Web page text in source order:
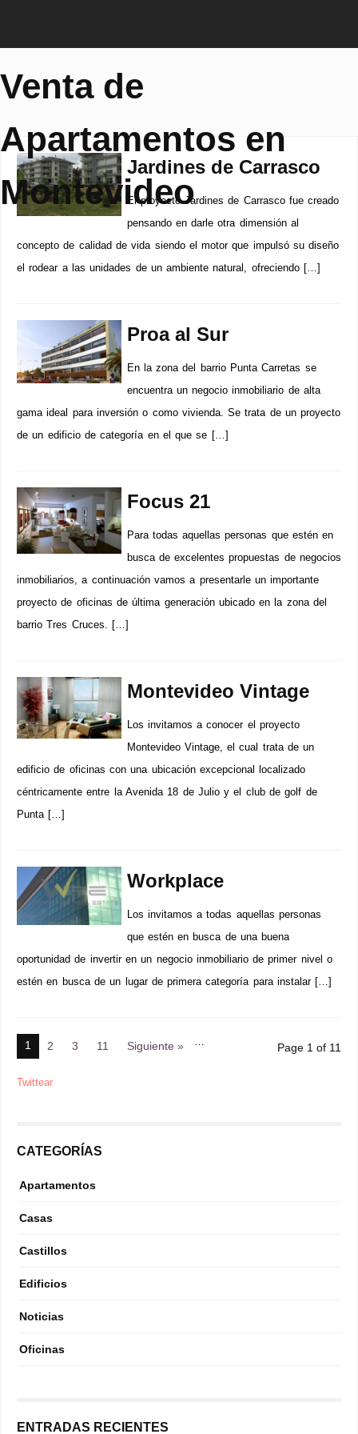
Venta de
Apartamentos en
Montevideo
Jardines de Carrasco
El proyecto Jardines de Carrasco fue creado
pensando en darle otra dimensión al
concepto de calidad de vida siendo el motor que impulsó su diseño
el rodear a las unidades de un ambiente natural, ofreciendo […]
Proa al Sur
En la zona del barrio Punta Carretas se
encuentra un negocio inmobiliario de alta
gama ideal para inversión o como vivienda. Se trata de un proyecto
de un edificio de categoría en el que se […]
Focus 21
Para todas aquellas personas que estén en
busca de excelentes propuestas de negocios
inmobiliarios, a continuación vamos a presentarle un importante
proyecto de oficinas de última generación ubicado en la zona del
barrio Tres Cruces. […]
Montevideo Vintage
Los invitamos a conocer el proyecto
Montevideo Vintage, el cual trata de un
edificio de oficinas con una ubicación excepcional localizado
céntricamente entre la Avenida 18 de Julio y el club de golf de
Punta […]
Workplace
Los invitamos a todas aquellas personas
que estén en busca de una buena
oportunidad de invertir en un negocio inmobiliario de primer nivel o
estén en busca de un lugar de primera categoría para instalar […]
1 2 3 …
11 Siguiente » Page 1 of 11
Twittear
CATEGORÍAS
Apartamentos
Casas
Castillos
Edificios
Noticias
Oficinas
ENTRADAS RECIENTES